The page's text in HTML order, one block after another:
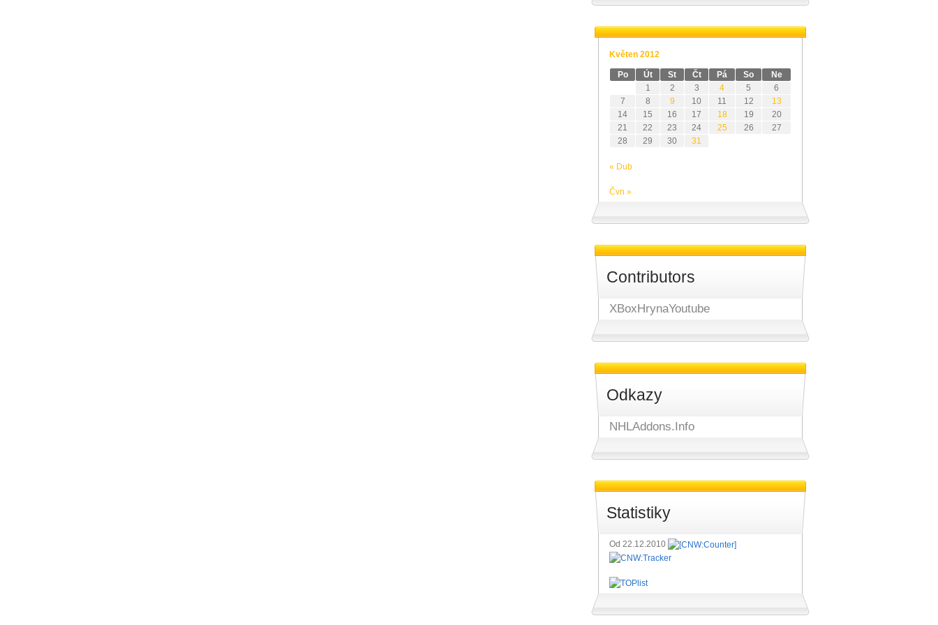
Květen 2012
Po Út St Čt Pá So
Ne
1
2 3 4 5
6
7
8 9 10 11 12
13
14
15 16 17 18 19
20
21
22 23 24 25 26
27
28
29 30 31
« Dub
Čvn »
Contributors
XBoxHrynaYoutube
Odkazy
NHLAddons.Info
Statistiky
Od 22.12.2010